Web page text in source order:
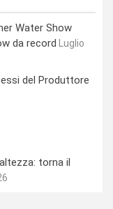
Water Show
da record
Luglio
del Produttore
torna il